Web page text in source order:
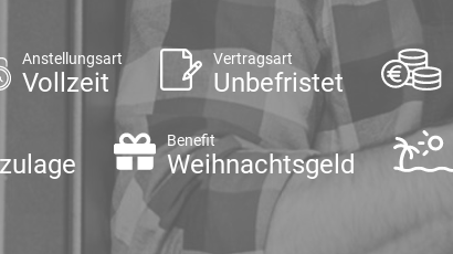
Anstellungsart
Vollzeit
Vertragsart
Unbefristet
Benefit
Weihnachtsgeld